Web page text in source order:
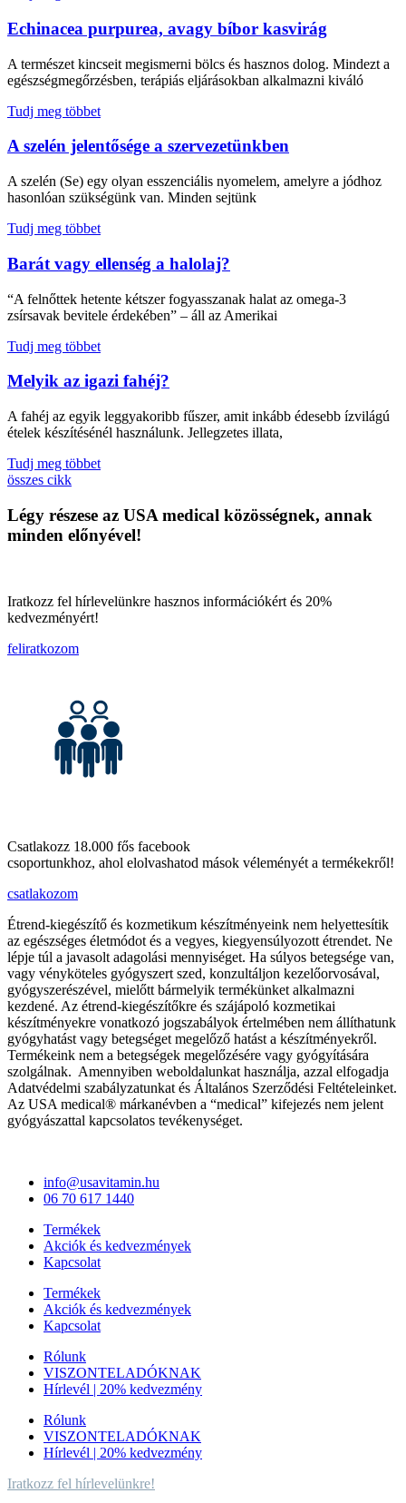
Echinacea purpurea, avagy bíbor kasvirág
A természet kincseit megismerni bölcs és hasznos dolog. Mindezt a
egészségmegőrzésben, terápiás eljárásokban alkalmazni kiváló
Tudj meg többet
A szelén jelentősége a szervezetünkben
A szelén (Se) egy olyan esszenciális nyomelem, amelyre a jódhoz
hasonlóan szükségünk van. Minden sejtünk
Tudj meg többet
Barát vagy ellenség a halolaj?
“A felnőttek hetente kétszer fogyasszanak halat az omega-3
zsírsavak bevitele érdekében” – áll az Amerikai
Tudj meg többet
Melyik az igazi fahéj?
A fahéj az egyik leggyakoribb fűszer, amit inkább édesebb ízvilágú
ételek készítésénél használunk. Jellegzetes illata,
Tudj meg többet
összes cikk
Légy részese az USA medical közösségnek, annak
minden előnyével!
Iratkozz fel hírlevelünkre hasznos információkért és 20%
kedvezményért!
feliratkozom
Csatlakozz 18.000 fős facebook
csoportunkhoz, ahol elolvashatod mások véleményét a termékekről!
csatlakozom
Étrend-kiegészítő és kozmetikum készítményeink nem helyettesítik
az egészséges életmódot és a vegyes, kiegyensúlyozott étrendet. Ne
lépje túl a javasolt adagolási mennyiséget. Ha súlyos betegsége van,
vagy vényköteles gyógyszert szed, konzultáljon kezelőorvosával,
gyógyszerészével, mielőtt bármelyik termékünket alkalmazni
kezdené. Az étrend-kiegészítőkre és szájápoló kozmetikai
készítményekre vonatkozó jogszabályok értelmében nem állíthatunk
gyógyhatást vagy betegséget megelőző hatást a készítményekről.
Termékeink nem a betegségek megelőzésére vagy gyógyítására
szolgálnak. Amennyiben weboldalunkat használja, azzal elfogadja
Adatvédelmi szabályzatunkat és Általános Szerződési Feltételeinket.
Az USA medical® márkanévben a “medical” kifejezés nem jelent
gyógyászattal kapcsolatos tevékenységet.
info@usavitamin.hu
06 70 617 1440
Termékek
Akciók és kedvezmények
Kapcsolat
Termékek
Akciók és kedvezmények
Kapcsolat
Rólunk
VISZONTELADÓKNAK
Hírlevél | 20% kedvezmény
Rólunk
VISZONTELADÓKNAK
Hírlevél | 20% kedvezmény
Iratkozz fel hírlevelünkre!